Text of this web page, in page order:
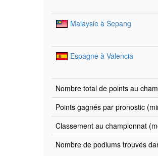
Malaysie à Sepang
Espagne à Valencia
Nombre total de points au
Points gagnés par pronostic
Classement au championnat
Nombre de podiums trouvés